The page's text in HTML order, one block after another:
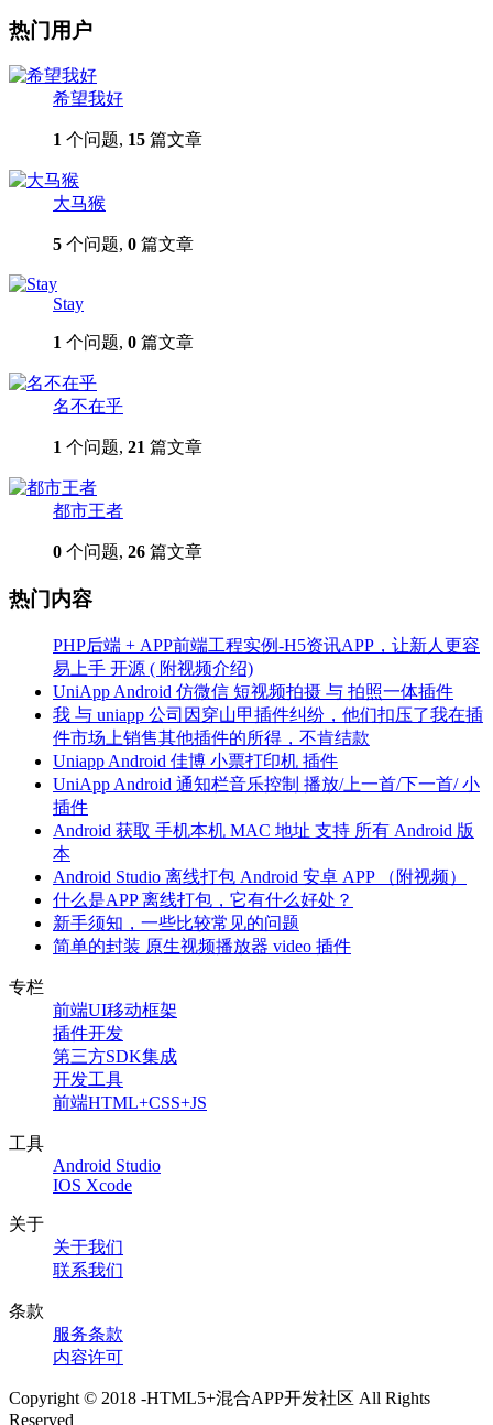
热门用户
希望我好
1 个问题, 15 篇文章
大马猴
5 个问题, 0 篇文章
Stay
1 个问题, 0 篇文章
名不在乎
1 个问题, 21 篇文章
都市王者
0 个问题, 26 篇文章
热门内容
PHP后端 + APP前端工程实例-H5资讯APP，让新人更容
易上手 开源 ( 附视频介绍)
UniApp Android 仿微信 短视频拍摄 与 拍照一体插件
我 与 uniapp 公司因穿山甲插件纠纷，他们扣压了我在插
件市场上销售其他插件的所得，不肯结款
Uniapp Android 佳博 小票打印机 插件
UniApp Android 通知栏音乐控制 播放/上一首/下一首/ 小
插件
Android 获取 手机本机 MAC 地址 支持 所有 Android 版
本
Android Studio 离线打包 Android 安卓 APP （附视频）
什么是APP 离线打包，它有什么好处？
新手须知，一些比较常见的问题
简单的封装 原生视频播放器 video 插件
专栏
前端UI移动框架
插件开发
第三方SDK集成
开发工具
前端HTML+CSS+JS
工具
Android Studio
IOS Xcode
关于
关于我们
联系我们
条款
服务条款
内容许可
Copyright © 2018 -HTML5+混合APP开发社区 All Rights
Reserved